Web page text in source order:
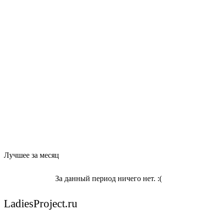
Лучшее за месяц
За данный период ничего нет. :(
LadiesProject.ru